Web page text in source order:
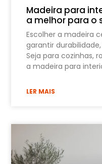
Madeira para
a melhor para o
Escolher a madeira
garantir
Seja para cozinhas,
a madeira para
LER MAIS